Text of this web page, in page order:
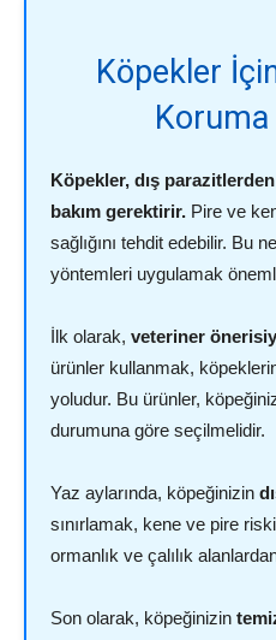
Köpekler
Koruma
Köpekler, dış
bakım gerektirir. Pire ve
sağlığını tehdit edebilir. Bu
yöntemleri uygulamak
İlk olarak, veteriner
ürünler kullanmak,
yoludur. Bu ürünler,
durumuna göre seçilmelidir.
Yaz aylarında, köpeğinizin
sınırlamak, kene ve pire
ormanlık ve çalılık
Son olarak, köpeğinizin